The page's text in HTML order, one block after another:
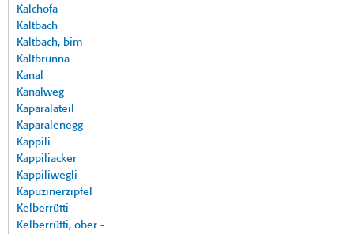
Kalchofa
Kaltbach
Kaltbach, bim -
Kaltbrunna
Kanal
Kanalweg
Kaparalateil
Kaparalenegg
Kappili
Kappiliacker
Kappiliwegli
Kapuzinerzipfel
Kelberrütti
Kelberrütti, ober -